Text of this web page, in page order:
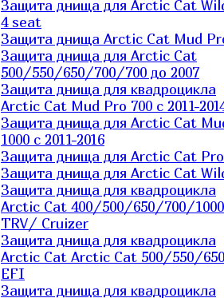
Защита днища для Arctic Cat
4 seat
Защита днища Arctic Cat Mud
Защита днища для Arctic Cat
500/550/650/700/700 до 2007
Защита днища для квадроцикла
Arctic Cat Mud Pro 700 с 2011-
Защита днища для Arctic Cat
1000 c 2011-2016
Защита днища для Arctic Cat
Защита днища для Arctic Cat
Защита днища для квадроцикла
Arctic Cat 400/500/650/700/1000
TRV/ Cruizer
Защита днища для квадроцикла
Arctic Cat Arctic Cat 500/550/
EFI
Защита днища для квадроцикла